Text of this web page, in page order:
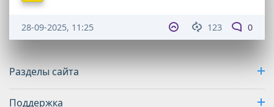
123 0
28-09-2025, 11:25
Разделы сайта
Поддержка